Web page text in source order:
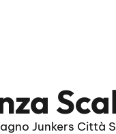
Junkers Città